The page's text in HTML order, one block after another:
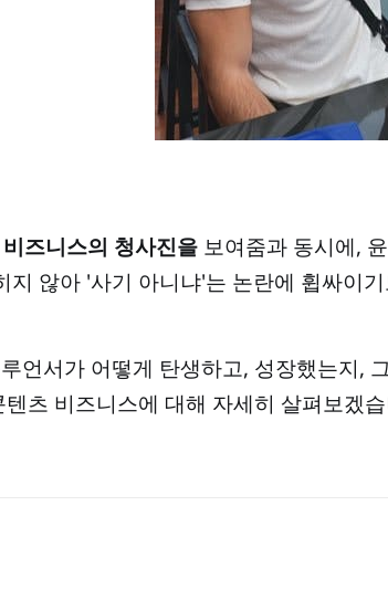
즈니스의 청사진을 보여줌과 동시에,
지 않아 '사기 아니냐'는 논란에 휩싸이
언서가 어떻게 탄생하고, 성장했는지,
츠 비즈니스에 대해 자세히 살펴보겠